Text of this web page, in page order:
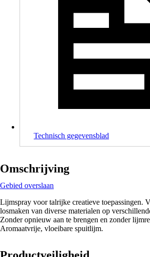
Technisch gegevensblad
Omschrijving
Gebied overslaan
Lijmspray voor talrijke creatieve toepassingen.
losmaken van diverse materialen op
Zonder opnieuw aan te brengen en zonder
Aromaatvrije, vloeibare spuitlijm.